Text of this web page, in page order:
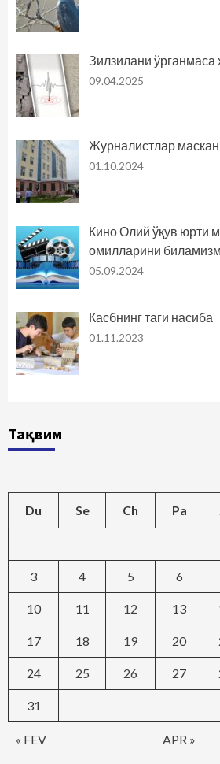
Зилзилани
09.04.2025
Журналистлар
01.10.2024
Кино Олий ўқув юрти
омилларини
05.09.2024
Касбнинг таги насиба
01.11.2023
Тақвим
Du Se Ch Pa
« FEV APR »
3 4 5 6
10 11 12 13
17 18 19 20
24 25 26 27
31